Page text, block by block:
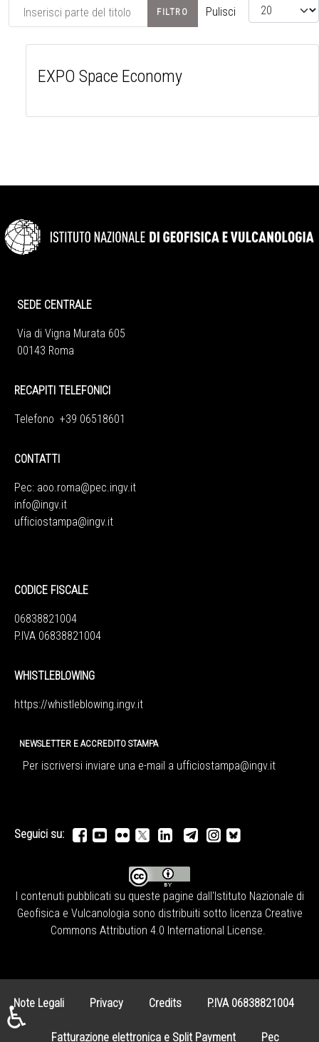
Inserisci parte del titolo FILTRO Pulisci Visualizza #
EXPO Space Economy
SEDE CENTRALE
Via di Vigna Murata 605
00143 Roma
RECAPITI TELEFONICI
Telefono +39 06518601
CONTATTI
Pec: aoo.roma@pec.ingv.it
info@ingv.it
ufficiostampa@ingv.it
CODICE FISCALE
06838821004
P.IVA 06838821004
WHISTLEBLOWING
https://whistleblowing.ingv.it
NEWSLETTER E ACCREDITO STAMPA
Per iscriversi inviare una e-mail a ufficiostampa@ingv.it
Seguici su:
I contenuti pubblicati su queste pagine dall' Istituto Nazionale di
Geofisica e Vulcanologia sono distribuiti sotto licenza Creative
Commons Attribution 4.0 International License.
Note Legali Privacy Credits P.IVA 06838821004
Fatturazione elettronica e Split Payment Pec